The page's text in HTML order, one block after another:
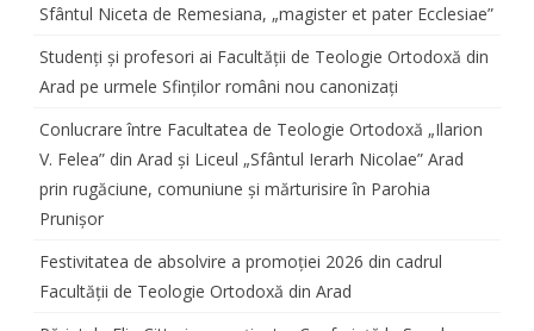
Sfântul Niceta de Remesiana, „magister et pater Ecclesiae”
Studenți și profesori ai Facultății de Teologie Ortodoxă din
Arad pe urmele Sfinților români nou canonizați
Conlucrare între Facultatea de Teologie Ortodoxă „Ilarion
V. Felea” din Arad și Liceul „Sfântul Ierarh Nicolae” Arad
prin rugăciune, comuniune și mărturisire în Parohia
Prunișor
Festivitatea de absolvire a promoției 2026 din cadrul
Facultății de Teologie Ortodoxă din Arad